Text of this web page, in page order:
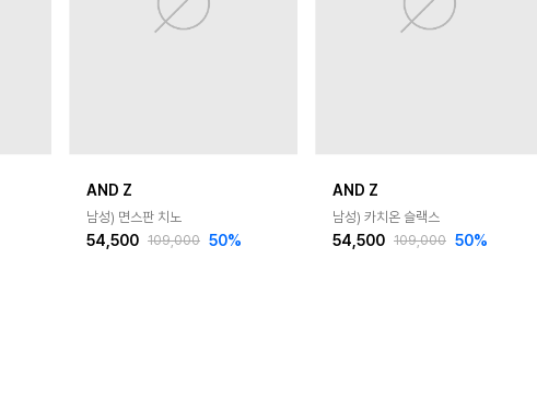
AND Z
남성) 면스판 치노
54,500 109,000 50%
AND Z
남성) 카치온 슬랙스
54,500 109,000 50%